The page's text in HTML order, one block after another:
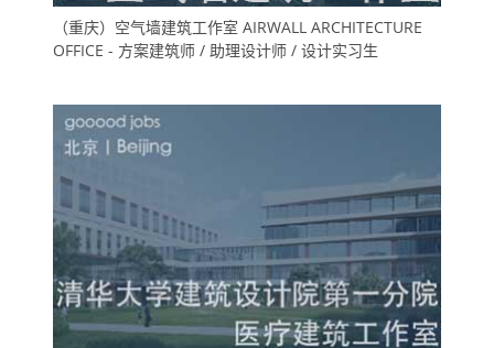
（重庆）空气墙建筑工作室 AIRWALL ARCHITECTURE
OFFICE - 方案建筑师 / 助理设计师 / 设计实习生